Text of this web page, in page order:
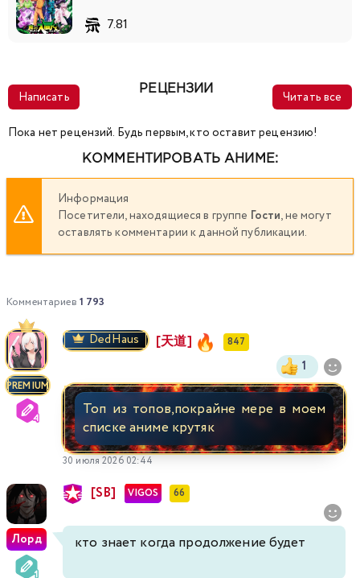
7.81
Написать
РЕЦЕНЗИИ
Читать все
Пока нет рецензий. Будь первым, кто оставит рецензию!
КОММЕНТИРОВАТЬ АНИМЕ:
Информация
Посетители, находящиеся в группе Гости, не могут
оставлять комментарии к данной публикации.
Комментариев 1 793
PREMIUM
DedHaus [天道] 847
1
Топ из топов,покрайне мере в моем
списке аниме крутяк
30 июля 2026 02:44
Лорд
[SB] VIGOS 66
кто знает когда продолжение будет